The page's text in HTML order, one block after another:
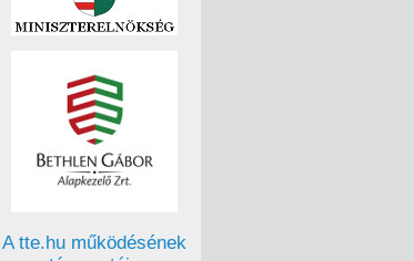
A tte.hu működésének